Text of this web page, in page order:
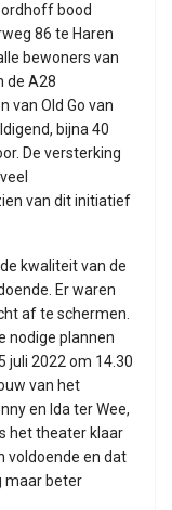
bood
86 te Haren
bewoners van
de A28
van Old Go van
bijna 40
De versterking
van dit initiatief
kwaliteit van de
Er waren
af te schermen.
nodige plannen
juli 2022 om 14.30
van het
en Ida ter Wee,
het theater klaar
voldoende en dat
maar beter